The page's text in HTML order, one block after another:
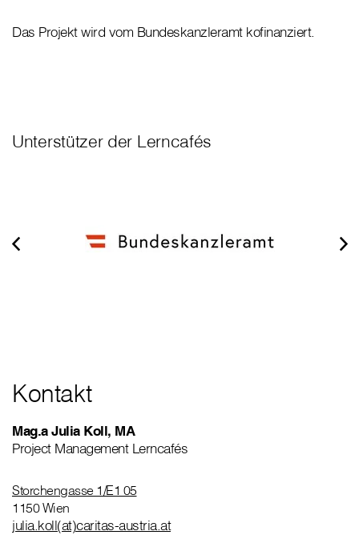
Das Projekt wird vom Bundeskanzleramt kofinanziert.
Unterstützer der Lerncafés
Kontakt
Mag.a Julia Koll, MA
Project Management Lerncafés
Storchengasse 1/E1 05
1150 Wien
julia.koll(at)caritas-austria.at